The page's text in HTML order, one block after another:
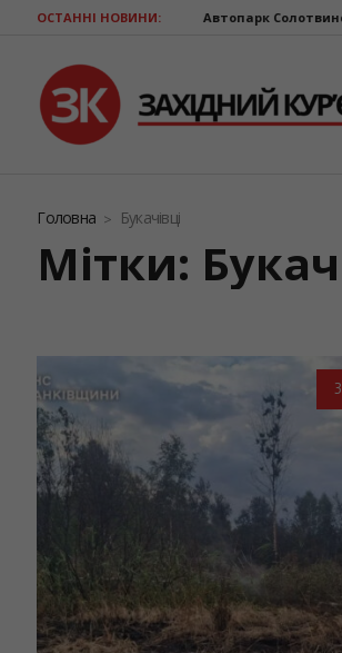
ОСТАННІ НОВИНИ:
Автопарк Солотвинської громади
Головна Букачівці
Мітки: